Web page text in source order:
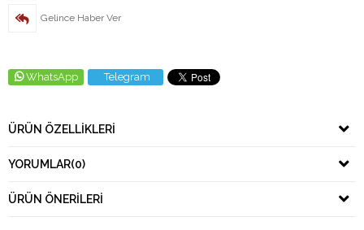
Gelince Haber Ver
WhatsApp Telegram
ÜRÜN ÖZELLIKLERI
YORUMLAR(0)
ÜRÜN ÖNERILERI